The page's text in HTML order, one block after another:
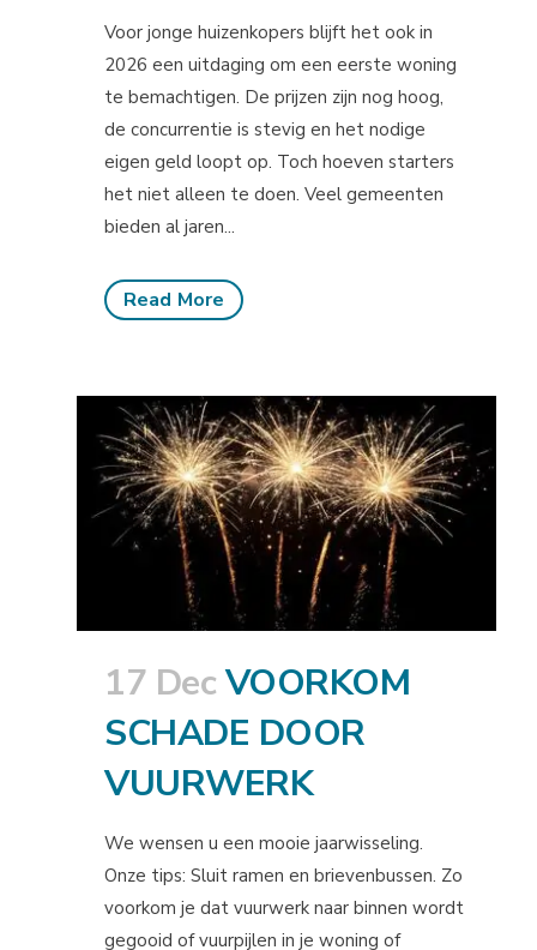
Voor jonge huizenkopers blijft het ook in
2026 een uitdaging om een eerste woning
te bemachtigen. De prijzen zijn nog hoog,
de concurrentie is stevig en het nodige
eigen geld loopt op. Toch hoeven starters
het niet alleen te doen. Veel gemeenten
bieden al jaren...
Read More
17 DecVOORKOM
SCHADE DOOR
VUURWERK
We wensen u een mooie jaarwisseling.
Onze tips: Sluit ramen en brievenbussen. Zo
voorkom je dat vuurwerk naar binnen wordt
gegooid of vuurpijlen in je woning of